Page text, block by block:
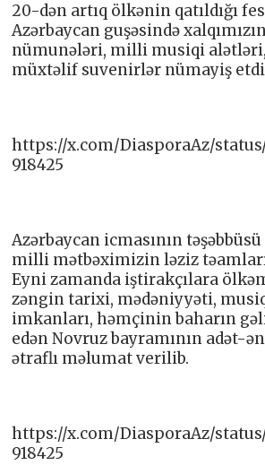
20-dən artıq ölkənin qatıldığı
Azərbaycan guşəsində
nümunələri, milli musiqi
müxtəlif suvenirlər nümayiş
https://x.com/DiasporaAz/
918425
Azərbaycan icmasının
milli mətbəximizin ləziz
Eyni zamanda iştirakçılara
zəngin tarixi, mədəniyyəti,
imkanları, həmçinin baharın
edən Novruz bayramının adət-
ətraflı məlumat verilib.
https://x.com/DiasporaAz/
918425